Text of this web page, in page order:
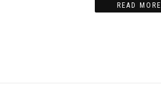
READ MORE